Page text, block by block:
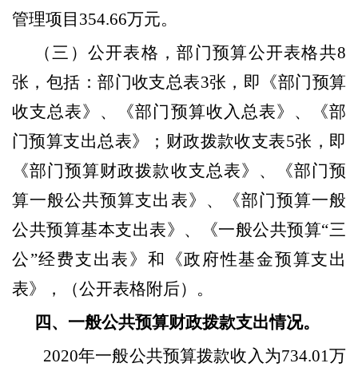
管理项目 354.66万元。
（三）公开表格，部门预算公开表格共8
张，包括：部门收支总表3张，即《部门预算
收支总表》、《部门预算收入总表》、《部
门预算支出总表》；财政拨款收支表5张，即
《部门预算财政拨款收支总表》、《部门预
算一般公共预算支出表》、《部门预算一般
公共预算基本支出表》、《一般公共预算“三
公”经费支出表》和《政府性基金预算支出
表》，（公开表格附后）。
四、一般公共预算财政拨款支出情况。
2020年一般公共预算拨款收入为734.01万